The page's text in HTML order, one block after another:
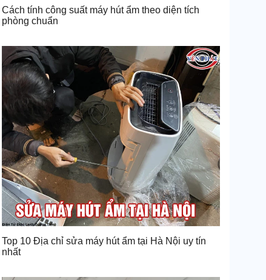
Cách tính công suất máy hút ẩm theo diện tích
phòng chuẩn
Top 10 Địa chỉ sửa máy hút ẩm tại Hà Nội uy tín
nhất